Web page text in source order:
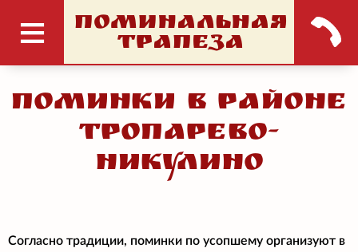
ПОМИНАЛЬНАЯ
ТРАПЕЗА
Поминки в районе
Тропарево-
Никулино
Согласно традиции, поминки по усопшему организуют в